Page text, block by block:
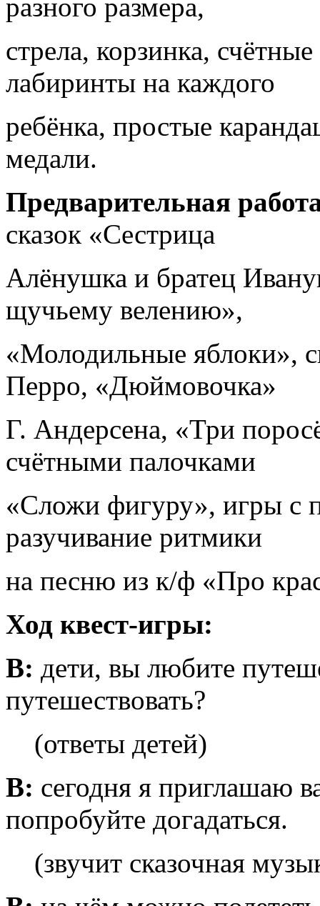
разного размера,
стрела, корзинка,
лабиринты на каждого
ребёнка, простые
медали.
Предварительная
сказок «Сестрица
Алёнушка и братец
щучьему велению»,
«Молодильные яблоки»,
Перро, «Дюймовочка»
Г. Андерсена, «Три
счётными палочками
«Сложи фигуру», игры с
разучивание ритмики
на песню из к/ф «Про
Ход квест-игры:
В: дети, вы любите
путешествовать?
(ответы детей)
В: сегодня я приглашаю
попробуйте догадаться.
(звучит сказочная